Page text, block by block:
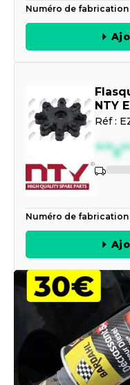
Numéro de fabrication
NTY
Réf :
--
Numéro de fabrication